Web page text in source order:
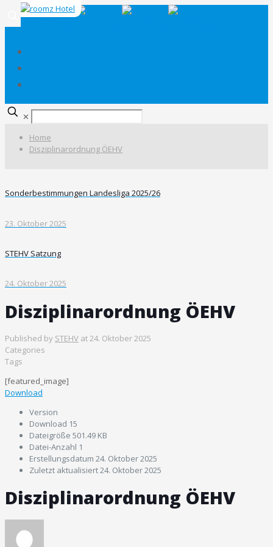
✕
Home
Disziplinarordnung ÖEHV
Sonderbestimmungen Landesliga 2025/26
23. Oktober 2025
STEHV Satzung
24. Oktober 2025
Disziplinarordnung ÖEHV
Published by STEHV at24. Oktober 2025
Categories
Tags
[featured_image]
Download
Version
Download 15
Dateigröße 501.49 KB
Datei-Anzahl 1
Erstellungsdatum 24. Oktober 2025
Zuletzt aktualisiert24. Oktober 2025
Disziplinarordnung ÖEHV